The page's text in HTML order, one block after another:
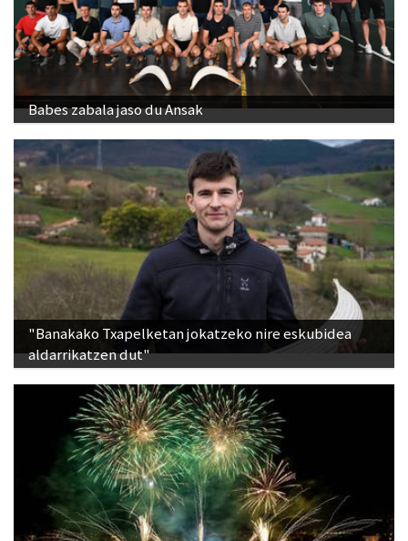
Babes zabala jaso du Ansak
"Banakako Txapelketan jokatzeko nire eskubidea
aldarrikatzen dut"